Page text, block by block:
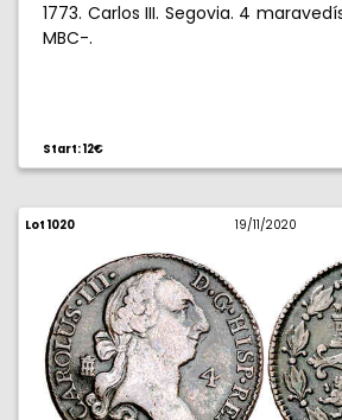
1773. Carlos III. Segovia. 4
MBC-.
Start: 12€
Lot 1020 19/11/2020